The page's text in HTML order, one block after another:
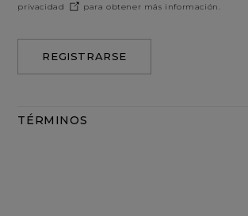
privacidad
para obtener más información.
REGISTRARSE
TÉRMINOS